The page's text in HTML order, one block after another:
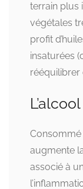
terrain plus
végétales
profit
insaturées
rééquilibrer
Consommé
augmente
associé à